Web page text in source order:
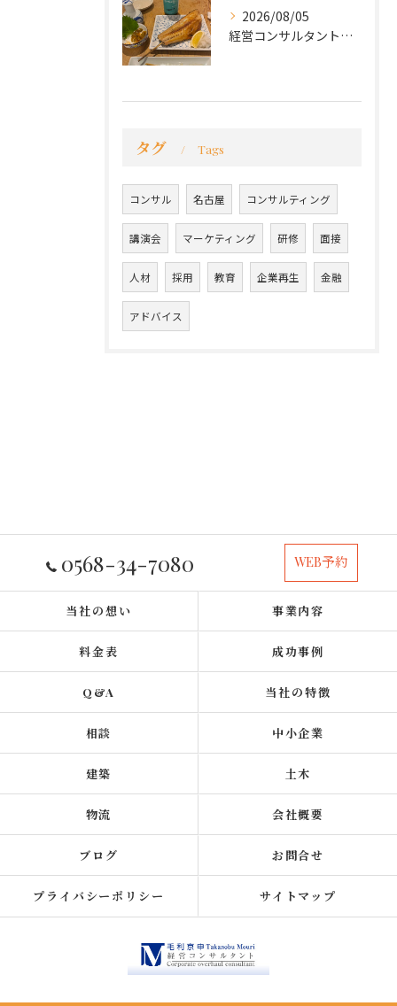
2026/08/05
経営コンサルタントのモーちゃん・毛利京申です。
タグ Tags
コンサル 名古屋 コンサルティング
講演会 マーケティング 研修 面接
人材 採用 教育 企業再生 金融
アドバイス
0568-34-7080 WEB予約
当社の想い 事業内容
料金表 成功事例
Q&A 当社の特徴
相談 中小企業
建築 土木
物流 会社概要
ブログ お問合せ
プライバシーポリシー サイトマップ